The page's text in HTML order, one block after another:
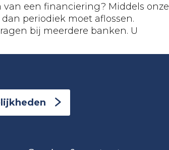
een financiering? Middels onze
periodiek moet aflossen.
bij meerdere banken. U